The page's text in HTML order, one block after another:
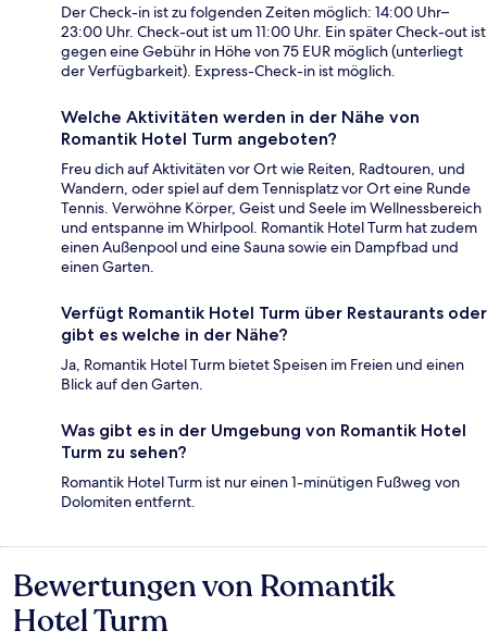
Der Check-in ist zu folgenden Zeiten möglich: 14:00 Uhr–
23:00 Uhr. Check-out ist um 11:00 Uhr. Ein später Check-out ist
gegen eine Gebühr in Höhe von 75 EUR möglich (unterliegt
der Verfügbarkeit). Express-Check-in ist möglich.
Welche Aktivitäten werden in der Nähe von
Romantik Hotel Turm angeboten?
Freu dich auf Aktivitäten vor Ort wie Reiten, Radtouren, und
Wandern, oder spiel auf dem Tennisplatz vor Ort eine Runde
Tennis. Verwöhne Körper, Geist und Seele im Wellnessbereich
und entspanne im Whirlpool. Romantik Hotel Turm hat zudem
einen Außenpool und eine Sauna sowie ein Dampfbad und
einen Garten.
Verfügt Romantik Hotel Turm über Restaurants oder
gibt es welche in der Nähe?
Ja, Romantik Hotel Turm bietet Speisen im Freien und einen
Blick auf den Garten.
Was gibt es in der Umgebung von Romantik Hotel
Turm zu sehen?
Romantik Hotel Turm ist nur einen 1-minütigen Fußweg von
Dolomiten entfernt.
Bewertungen
Bewertungen von Romantik
Hotel Turm